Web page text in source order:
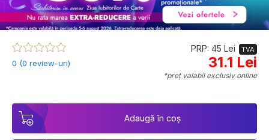
0 (0 review-uri)
PRP: 45 Lei TVA
31.1 Lei
*preț valabil exclusiv online
Adaugă în coș